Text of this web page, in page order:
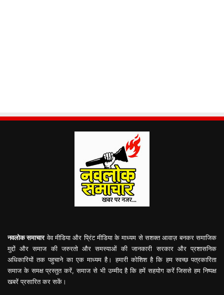
नवलोक समाचारवेव मीडिया और प्रिंट मीडिया के माध्यम से सशक्त आवाज़ बनकर समाजिक
मुद्दों और समाज की जरुरतो और समस्याओं की जानकारी सरकार और प्रशासनिक
अधिकारियों तक पहुचाने का एक माध्यम है। हमारी कोशिश है कि हम स्वच्छ पत्रकारिता
समाज के समक्ष प्रस्तुत करें, समाज से भी उम्मीद है कि हमें सहयोग करें जिससे हम निष्पक्ष
खबरें प्रसारित कर सकें।